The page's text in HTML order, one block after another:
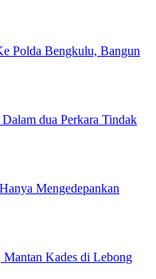
Polda Bengkulu, Bangun
dua Perkara Tindak
Mengedepankan
Mantan Kades di Lebong